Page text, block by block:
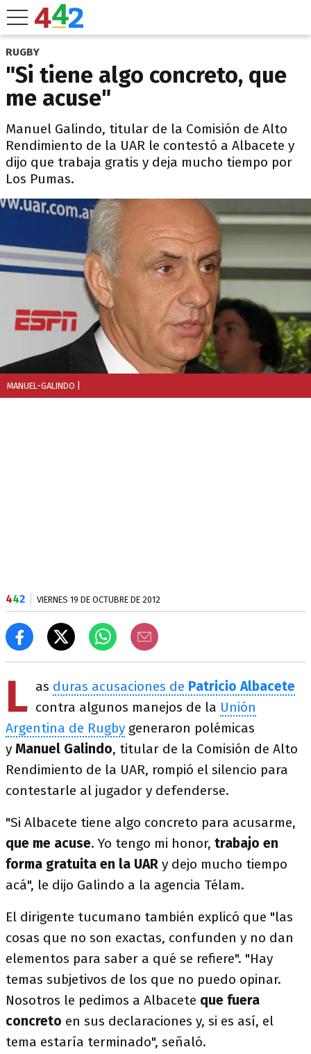
RUGBY
"Si tiene algo concreto, que
me acuse"
Manuel Galindo, titular de la Comisión de Alto
Rendimiento de la UAR le contestó a Albacete y
dijo que trabaja gratis y deja mucho tiempo por
Los Pumas.
MANUEL-GALINDO
442 VIERNES 19 DE OCTUBRE DE 2012
L as duras acusaciones de Patricio Albacete
contra algunos manejos de la Unión
Argentina de Rugby generaron polémicas
y Manuel Galindo, titular de la Comisión de Alto
Rendimiento de la UAR, rompió el silencio para
contestarle al jugador y defenderse.
"Si Albacete tiene algo concreto para acusarme,
que me acuse. Yo tengo mi honor, trabajo en
forma gratuita en la UAR y dejo mucho tiempo
acá", le dijo Galindo a la agencia Télam.
El dirigente tucumano también explicó que "las
cosas que no son exactas, confunden y no dan
elementos para saber a qué se refiere". "Hay
temas subjetivos de los que no puedo opinar.
Nosotros le pedimos a Albacete que fuera
concreto en sus declaraciones y, si es así, el
tema estaría terminado", señaló.